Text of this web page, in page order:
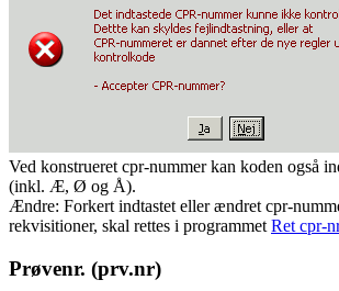
Ved konstrueret cpr-nummer kan koden også
(inkl. Æ, Ø og Å).
Ændre: Forkert indtastet eller ændret cpr-
rekvisitioner, skal rettes i programmet Ret cpr-nr
Prøvenr. (prv.nr)